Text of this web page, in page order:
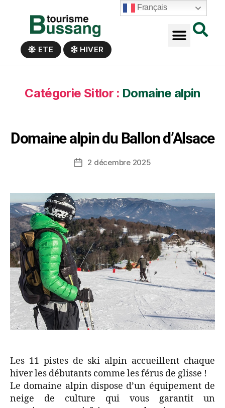
ETE HIVER
Catégorie Sitlor : Domaine alpin
Domaine alpin du Ballon d’Alsace
2 décembre 2025
Les 11 pistes de ski alpin accueillent chaque
hiver les débutants comme les férus de glisse !
Le domaine alpin dispose d’un équipement de
neige de culture qui vous garantit un
Français
Panneau de gestion des cookies